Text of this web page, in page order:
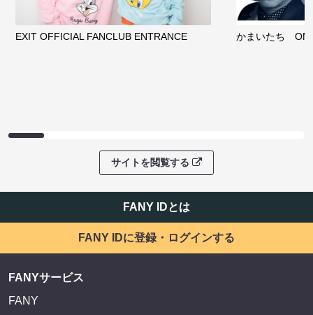
EXIT OFFICIAL FANCLUB ENTRANCE かまいたち
サイトを閲覧する
FANY IDとは
FANY IDに登録・ログインする
FANYサービス
FANY